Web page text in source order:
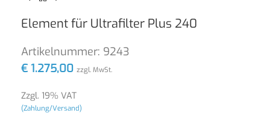
Element für Ultrafilter Plus 240
Artikelnummer: 9243
€ 1.275,00 zzgl. MwSt.
Zzgl. 19% VAT
(Zahlung/Versand)